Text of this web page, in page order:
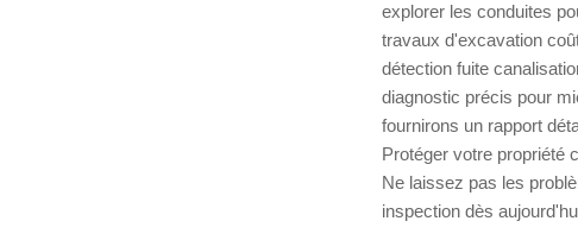
explorer les conduites
travaux d'excavation
détection fuite
diagnostic précis pour
fournirons un rapport
Protéger votre propriété
Ne laissez pas les
inspection dès